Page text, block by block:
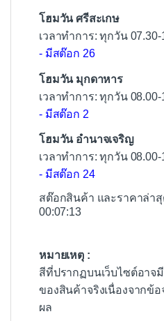
โฮมวัน ศรีสะเกษ
เวลาทำการ: ทุกวัน 07.30-
- มีสต๊อก 26
โฮมวัน มุกดาหาร
เวลาทำการ: ทุกวัน 08.00-
- มีสต๊อก 2
โฮมวัน อำนาจเจริญ
เวลาทำการ: ทุกวัน 08.00-
- มีสต๊อก 24
สต๊อกสินค้า และราคาล่าสุ
00:07:13
หมายเหตุ :
สีที่ปรากฏบนเว็บไซต์อาจ
ของสินค้าจริงเนื่องจากข้
ผล